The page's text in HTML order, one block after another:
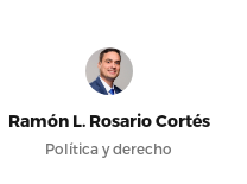
Ramón L. Rosario Cortés
Política y derecho